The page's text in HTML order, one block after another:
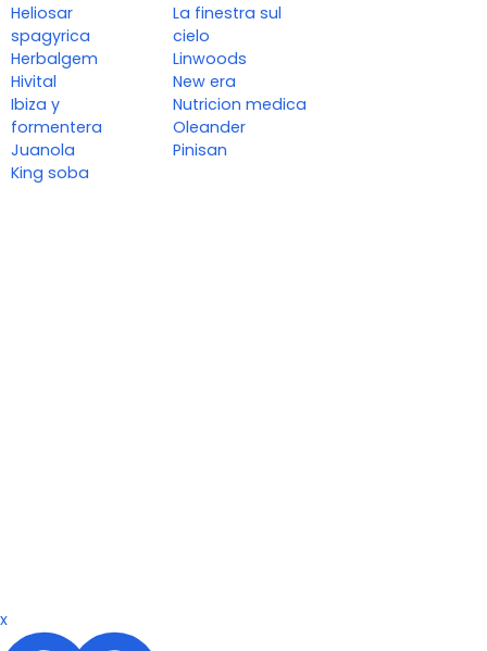
Heliosar
spagyrica
Herbalgem
Hivital
Ibiza y
formentera
Juanola
King soba
La finestra sul
cielo
Linwoods
New era
Nutricion medica
Oleander
Pinisan
x